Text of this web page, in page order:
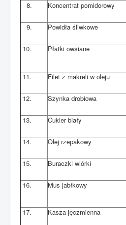
8. Koncentrat pomidorowy
9. Powidła śliwkowe
10. Płatki owsiane
11. Filet z makreli w oleju
12. Szynka drobiowa
13. Cukier biały
14. Olej rzepakowy
15. Buraczki wiórki
16. Mus jabłkowy
17. Kasza jęczmienna